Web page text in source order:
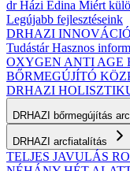
dr Házi Edina Miért
Legújabb fejlesztéseink
DRHAZI
TudástárHasznos
OXYGEN ANTI AGE
BŐRMEGÚJÍTÓ
DRHAZI
DRHAZI bőrmegújítás
DRHAZI arcfiatalítás
TELJES JAVULÁS